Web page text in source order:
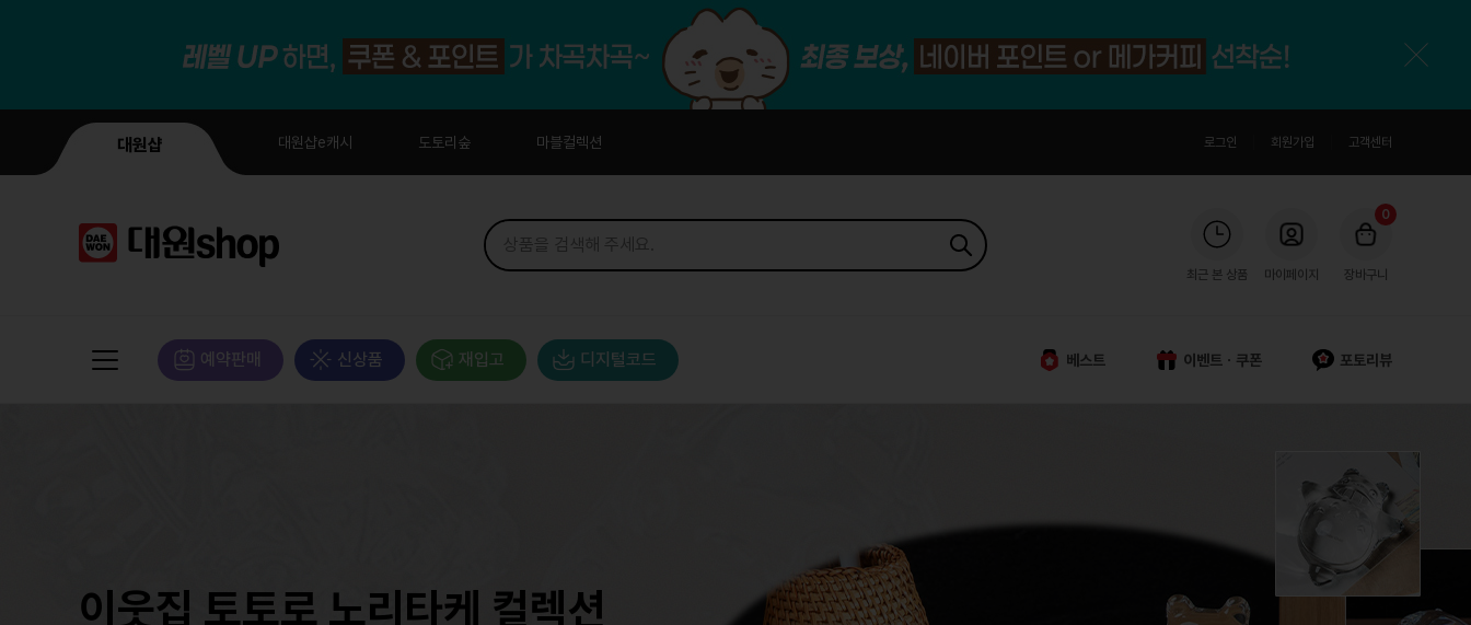
대원샵 대원샵e캐시 도토리숲 마블컬렉션 로그인 회원가입 고객센터
최근 본 상품 마이페이지 장바구니
0
예약판매 신상품 재입고 디지털코드 베스트 이벤트ㆍ쿠폰 포토리뷰